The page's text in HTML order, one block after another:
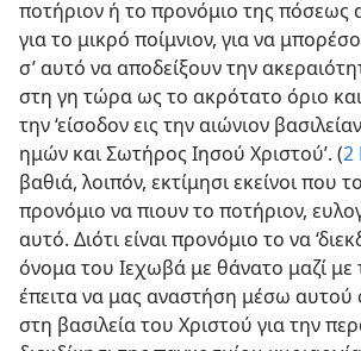
ποτήριον ή το προνόμιο της πόσεως
για το μικρό ποίμνιον, για να
σ’ αυτό να αποδείξουν την
στη γη τώρα ως το ακρότατο όριο
την ‘είσοδον εις την αιώνιον
ημών και Σωτήρος Ιησού Χριστού’. (2
βαθιά, λοιπόν, εκτίμησι εκείνοι που
προνόμιο να πιουν το ποτήριον,
αυτό. Διότι είναι προνόμιο το να
όνομα του Ιεχωβά με θάνατο μαζί με
έπειτα να μας αναστήση μέσω
στη βασιλεία του Χριστού για την